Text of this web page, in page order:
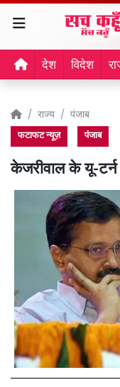
देश विदेश
राज्य पंजाब
फटाफट न्यूज़ पंजाब
केजरीवाल के यू-